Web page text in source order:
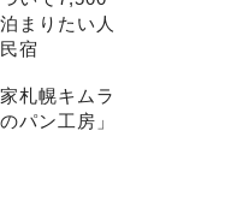
まりたい人
宿
札幌キムラ
パン工房」